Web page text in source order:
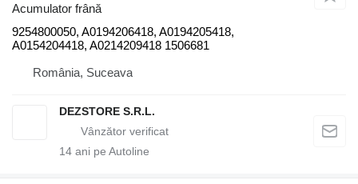
Acumulator frână
9254800050, A0194206418, A0194205418,
A0154204418, A0214209418 1506681
România, Suceava
DEZSTORE S.R.L.
14 ani pe Autoline